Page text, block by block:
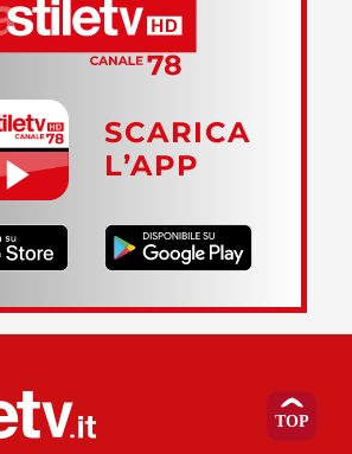
SCARICA
L’APP